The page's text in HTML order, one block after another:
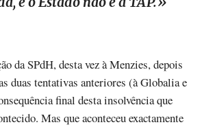
da SPdH, desta vez à Menzies, depois
duas tentativas anteriores (à Globalia e
final desta insolvência que
Mas que aconteceu exactamente